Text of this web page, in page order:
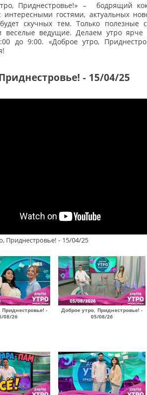
Приднестровье!» – бодрящий
гостями, актуальных
скучных тем. Только полезные
веселые ведущие. Делаем утро ярче
до 9:00. «Доброе утро,
- 15/04/25
Приднестровье! - 15/04/25
-
08/26
Доброе утро, Приднестровье! -
05/08/26